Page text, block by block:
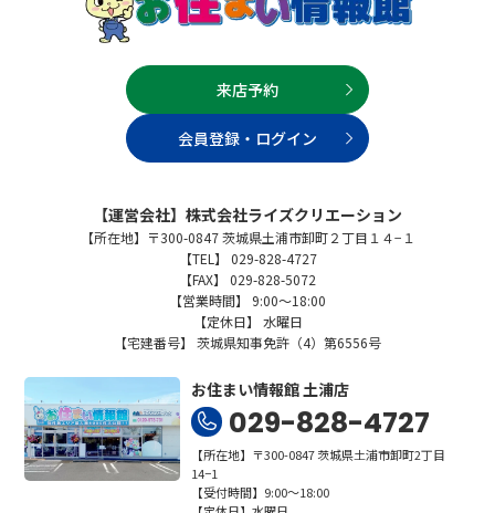
来店予約
会員登録・ログイン
【運営会社】株式会社ライズクリエーション
【所在地】〒300-0847 茨城県土浦市卸町２丁目１４−１
【TEL】 029-828-4727
【FAX】 029-828-5072
【営業時間】 9:00～18:00
【定休日】 水曜日
【宅建番号】 茨城県知事免許（4）第6556号
お住まい情報館 土浦店
029-828-4727
【所在地】〒300-0847 茨城県土浦市卸町2丁目
14−1
【受付時間】9:00～18:00